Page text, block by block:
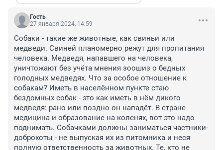
Гость
27 января 2024, 14:59
Собаки - такие же животные, как свиньи или
медведи. Свиней планомерно режут для пропитания
человека. Медведя, напавшего на человека,
уничтожают без учёта мнения зоошиз о бедных
голодных медведях. Что за особое отношение к
собакам? Иметь в населённом пункте стаю
бездомных собак - это как иметь в нём дикого
медведя: рано или поздно он нападёт. В стране
медицина и образование на коленях, вот это надо
поднимать. Собачками должны заниматься частники-
доброхоты - не выпуская их из питомника и неся
полную ответственность за животных. Те, кто не